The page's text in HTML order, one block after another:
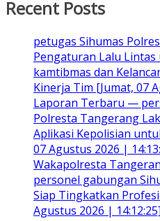
Recent Posts
petugas Sihumas
Pengaturan Lalu
kamtibmas dan
Kinerja Tim [Jumat, 07
Laporan Terbaru —
Polresta Tangerang
Aplikasi Kepolisian
07 Agustus 2026 |
Wakapolresta
personel gabungan
Siap Tingkatkan
Agustus 2026 | 14:12:25]